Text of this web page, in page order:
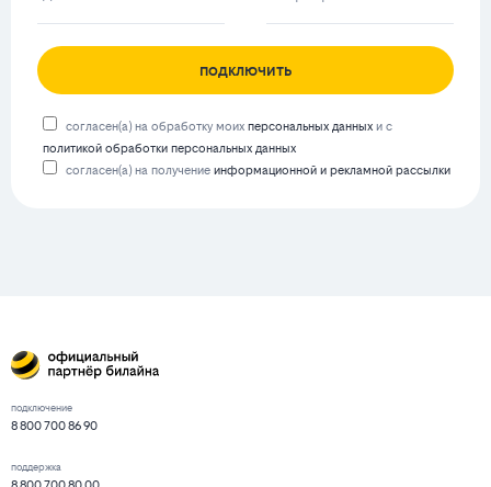
подключить
согласен(а) на обработку моих персональных данных и с
политикой обработки персональных данных
согласен(а) на получение информационной и рекламной рассылки
подключение
8 800 700 86 90
поддержка